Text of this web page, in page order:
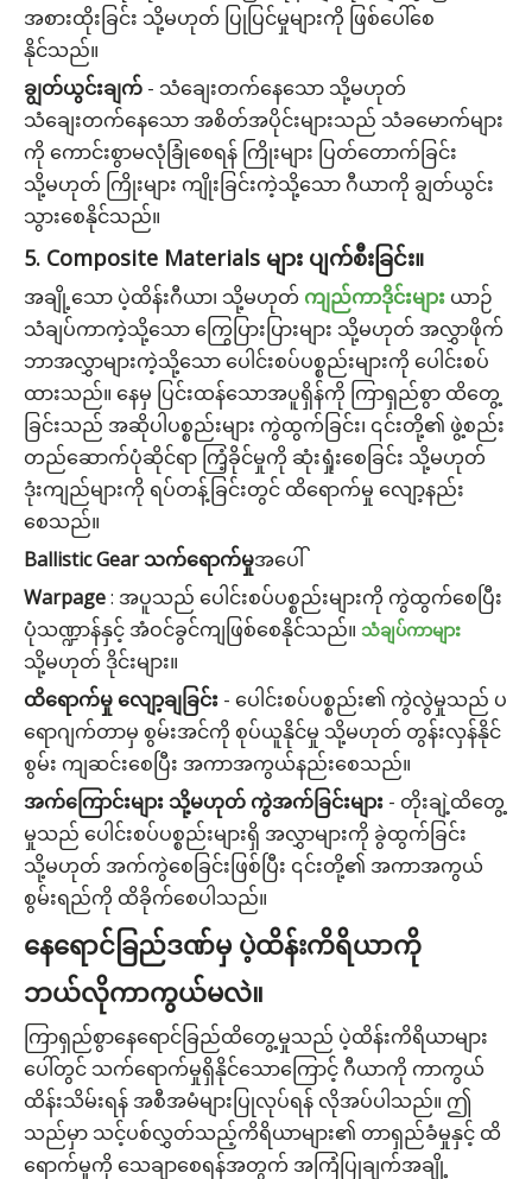
အစားထိုးခြင်း သို့မဟုတ် ပြုပြင်မှုများကို ဖြစ်ပေါ်စေ
နိုင်သည်။
ချွတ်ယွင်းချက် - သံချေးတက်နေသော သို့မဟုတ်
သံချေးတက်နေသော အစိတ်အပိုင်းများသည် သံခမောက်များ
ကို ကောင်းစွာမလုံခြုံစေရန် ကြိုးများ ပြတ်တောက်ခြင်း
သို့မဟုတ် ကြိုးများ ကျိုးခြင်းကဲ့သို့သော ဂီယာကို ချွတ်ယွင်း
သွားစေနိုင်သည်။
5. Composite Materials များ ပျက်စီးခြင်း။
အချို့သော ပဲ့ထိန်းဂီယာ၊ သို့မဟုတ် ကျည်ကာဒိုင်းများ ယာဉ်
သံချပ်ကာကဲ့သို့သော ကြွေပြားပြားများ သို့မဟုတ် အလွှာဖိုက်
ဘာအလွှာများကဲ့သို့သော ပေါင်းစပ်ပစ္စည်းများကို ပေါင်းစပ်
ထားသည်။ နေမှ ပြင်းထန်သောအပူရှိန်ကို ကြာရှည်စွာ ထိတွေ့
ခြင်းသည် အဆိုပါပစ္စည်းများ ကွဲထွက်ခြင်း၊ ၎င်းတို့၏ ဖွဲ့စည်း
တည်ဆောက်ပုံဆိုင်ရာ ကြံ့ခိုင်မှုကို ဆုံးရှုံးစေခြင်း သို့မဟုတ်
ဒုံးကျည်များကို ရပ်တန့်ခြင်းတွင် ထိရောက်မှု လျော့နည်း
စေသည်။
Ballistic Gear သက်ရောက်မှုအပေါ်
Warpage: အပူသည် ပေါင်းစပ်ပစ္စည်းများကို ကွဲထွက်စေပြီး
ပုံသဏ္ဍာန်နှင့် အံဝင်ခွင်ကျဖြစ်စေနိုင်သည်။ သံချပ်ကာများ
သို့မဟုတ် ဒိုင်းများ။
ထိရောက်မှု လျော့ချခြင်း - ပေါင်းစပ်ပစ္စည်း၏ ကွဲလွဲမှုသည် ပ
ရောဂျက်တာမှ စွမ်းအင်ကို စုပ်ယူနိုင်မှု သို့မဟုတ် တွန်းလှန်နိုင်
စွမ်း ကျဆင်းစေပြီး အကာအကွယ်နည်းစေသည်။
အက်ကြောင်းများ သို့မဟုတ် ကွဲအက်ခြင်းများ - တိုးချဲ့ထိတွေ့
မှုသည် ပေါင်းစပ်ပစ္စည်းများရှိ အလွှာများကို ခွဲထွက်ခြင်း
သို့မဟုတ် အက်ကွဲစေခြင်းဖြစ်ပြီး ၎င်းတို့၏ အကာအကွယ်
စွမ်းရည်ကို ထိခိုက်စေပါသည်။
နေရောင်ခြည်ဒဏ်မှ ပဲ့ထိန်းကိရိယာကို
ဘယ်လိုကာကွယ်မလဲ။
ကြာရှည်စွာနေရောင်ခြည်ထိတွေ့မှုသည် ပဲ့ထိန်းကိရိယာများ
ပေါ်တွင် သက်ရောက်မှုရှိနိုင်သောကြောင့် ဂီယာကို ကာကွယ်
ထိန်းသိမ်းရန် အစီအမံများပြုလုပ်ရန် လိုအပ်ပါသည်။ ဤ
သည်မှာ သင့်ပစ်လွှတ်သည့်ကိရိယာများ၏ တာရှည်ခံမှုနှင့် ထိ
ရောက်မှုကို သေချာစေရန်အတွက် အကြံပြုချက်အချို့